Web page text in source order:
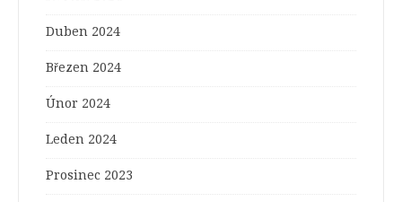
Duben 2024
Březen 2024
Únor 2024
Leden 2024
Prosinec 2023